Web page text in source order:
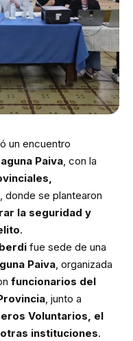
un encuentro
Paiva , con la
, donde se plantearon
la seguridad y
.
fue sede de una
Paiva , organizada
funcionarios del
, junto a
Voluntarios, el
instituciones.